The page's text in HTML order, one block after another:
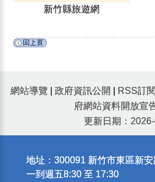
新竹縣旅遊網
網站導覽 政府資訊公開 RSS訂閱
府網站資料開放宣
更新日期：
地址：300091 新竹市東區新
一到週五8:30 至 17:30